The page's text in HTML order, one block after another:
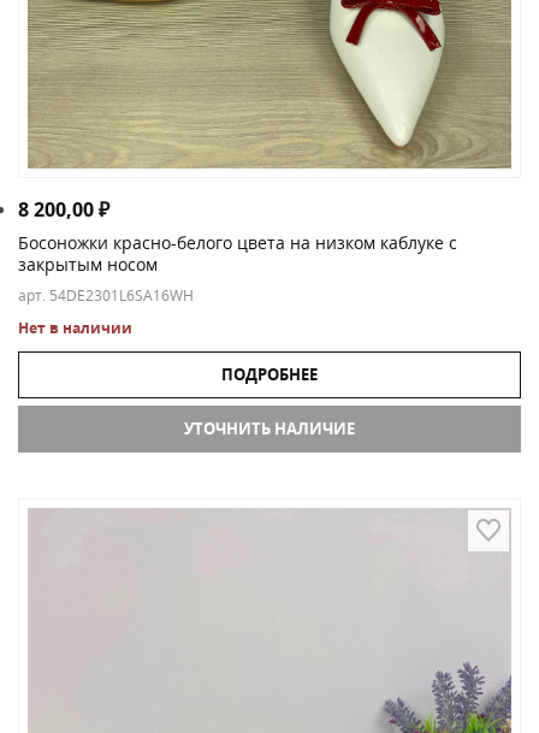
8 200,00₽
Босоножки красно-белого цвета на низком каблуке с
закрытым носом
арт. 54DE2301L6SA16WH
Нет в наличии
ПОДРОБНЕЕ
УТОЧНИТЬ НАЛИЧИЕ